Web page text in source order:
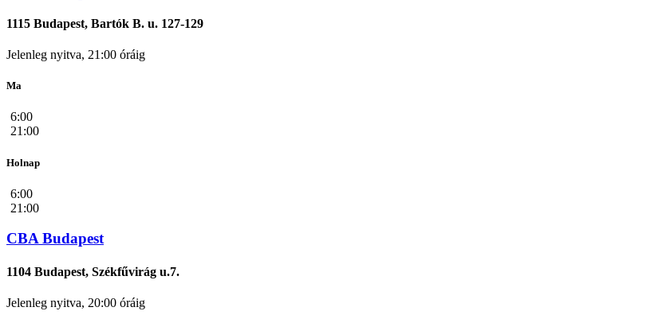
1115 Budapest, Bartók B. u. 127-129
Jelenleg nyitva, 21:00 óráig
Ma
6:00
21:00
Holnap
6:00
21:00
CBA Budapest
1104 Budapest, Székfűvirág u.7.
Jelenleg nyitva, 20:00 óráig